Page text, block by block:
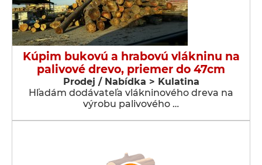
Kúpim bukovú a hrabovú vlákninu na
palivové drevo, priemer do 47cm
Prodej / Nabídka > Kulatina
Hľadám dodávateľa vlákninového dreva na
výrobu palivového …